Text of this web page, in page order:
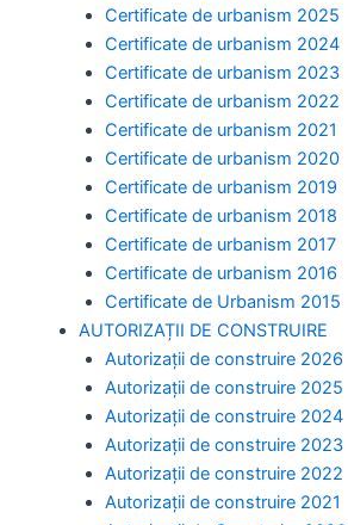
Certificate de urbanism 2025
Certificate de urbanism 2024
Certificate de urbanism 2023
Certificate de urbanism 2022
Certificate de urbanism 2021
Certificate de urbanism 2020
Certificate de urbanism 2019
Certificate de urbanism 2018
Certificate de urbanism 2017
Certificate de urbanism 2016
Certificate de Urbanism 2015
AUTORIZAȚII DE CONSTRUIRE
Autorizații de construire 2026
Autorizații de construire 2025
Autorizații de construire 2024
Autorizații de construire 2023
Autorizații de construire 2022
Autorizații de construire 2021